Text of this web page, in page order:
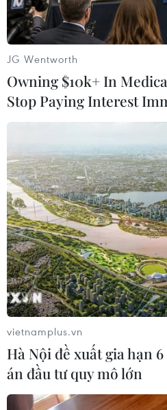
#Cuộc xung đột
#Chia rẽ
#Cuộc bầu cử quốc gia
#Dự thảo nghị quyết
Libya
Theo dõi VietnamPlus
TIN LIÊN QUAN
JG Wentworth
Owning $10k+ In
Stop Paying Interest
vietnamplus.vn
Hà Nội đề xuất gia hạn
án đầu tư quy mô lớn